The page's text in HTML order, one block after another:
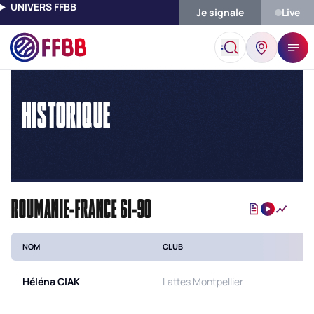
UNIVERS FFBB Je signale Live
Accueil Historique
HISTORIQUE
ROUMANIE-FRANCE 61-90
NOM CLUB
HélénaCIAK Lattes Montpellier